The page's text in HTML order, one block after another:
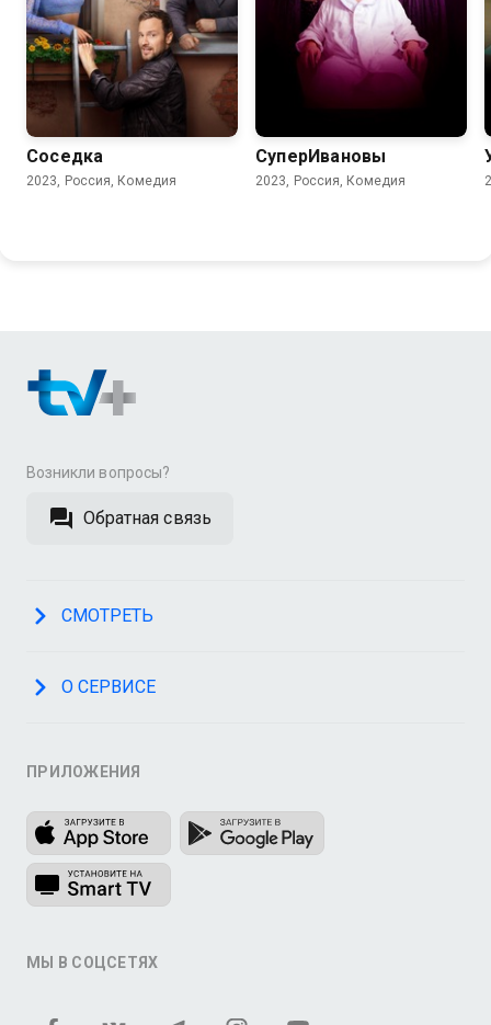
6.3
Соседка
2023, Россия, Комедия
СуперИвановы
2023, Россия, Комедия
Возникли вопросы?
Обратная связь
СМОТРЕТЬ
О СЕРВИСЕ
ПРИЛОЖЕНИЯ
МЫ В СОЦСЕТЯХ